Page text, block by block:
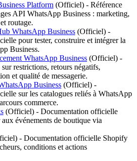
Platform (Officiel) - Référence
API WhatsApp Business : marketing,
routage.
WhatsApp Business (Officiel) -
pour tester, construire et intégrer la
Business.
WhatsApp Business (Officiel) -
restrictions, retours négatifs,
et qualité de messagerie.
Business (Officiel) -
sur les catalogues reliés à WhatsApp
commerce.
(Officiel) - Documentation officielle
événements de boutique via
) - Documentation officielle Shopify
conditions et actions